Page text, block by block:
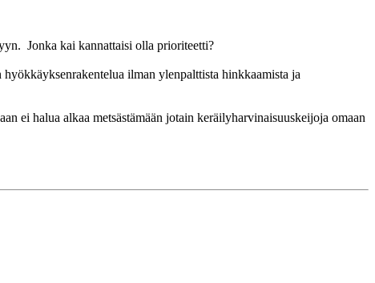
Jonka kai kannattaisi olla prioriteetti?
ilman ylenpalttista hinkkaamista ja
ei halua alkaa metsästämään jotain keräilyharvinaisuuskeijoja omaan